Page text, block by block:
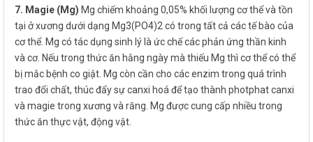
7. Magie (Mg) Mg chiếm khoảng 0,05% khối lượng cơ thể và tồn
tại ở xương dưới dạng Mg3(PO4)2 có trong tất cả các tế bào của
cơ thể. Mg có tác dụng sinh lý là ức chế các phản ứng thần kinh
và cơ. Nếu trong thức ăn hằng ngày mà thiếu Mg thì cơ thể có thể
bị mắc bệnh co giật. Mg còn cần cho các enzim trong quá trình
trao đổi chất, thúc đẩy sự canxi hoá để tạo thành photphat canxi
và magie trong xương và răng. Mg được cung cấp nhiều trong
thức ăn thực vật, động vật.